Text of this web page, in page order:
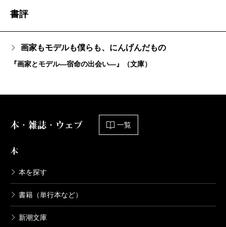
書評
画家もモデルも僕らも、にんげんだもの
『画家とモデル―宿命の出会い―』（文庫）
本・雑誌・ウェブ 一覧
本
本を探す
書籍（単行本など）
新潮文庫